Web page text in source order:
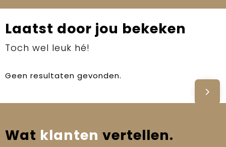
Laatst door jou bekeken
Toch wel leuk hé!
Geen resultaten gevonden.
Wat klanten vertellen.